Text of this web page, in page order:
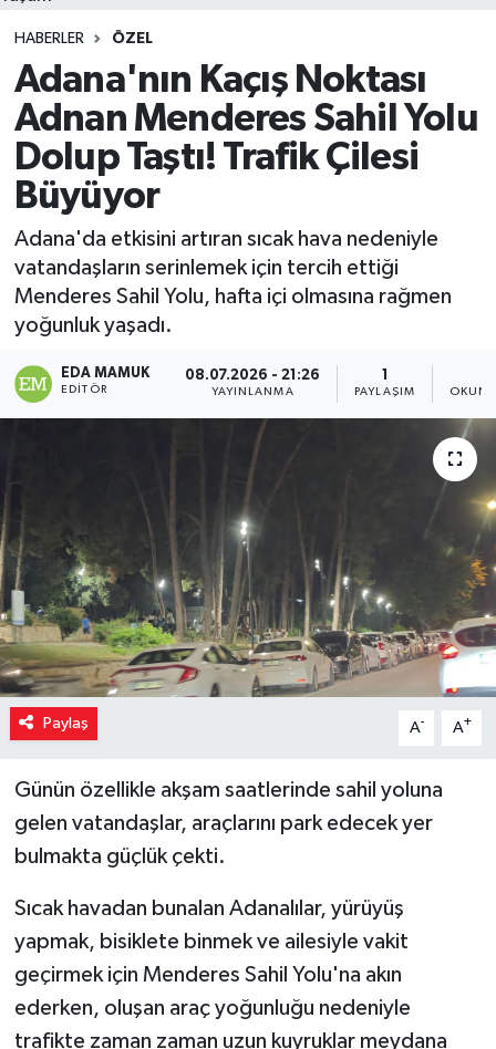
HABERLER ÖZEL
Adana'nın Kaçış Noktası
Adnan Menderes Sahil Yolu
Dolup Taştı! Trafik Çilesi
Büyüyor
Adana'da etkisini artıran sıcak hava nedeniyle
vatandaşların serinlemek için tercih ettiği
Menderes Sahil Yolu, hafta içi olmasına rağmen
yoğunluk yaşadı.
EDA MAMUK
EDITÖR
08.07.2026 - 21:26
YAYINLANMA PAYLAŞIM
Paylaş A- A+
Günün özellikle akşam saatlerinde sahil yoluna
gelen vatandaşlar, araçlarını park edecek yer
bulmakta güçlük çekti.
Sıcak havadan bunalan Adanalılar, yürüyüş
yapmak, bisiklete binmek ve ailesiyle vakit
geçirmek için Menderes Sahil Yolu'na akın
ederken, oluşan araç yoğunluğu nedeniyle
trafikte zaman zaman uzun kuyruklar meydana